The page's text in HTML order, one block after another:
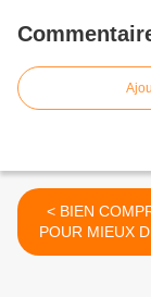
< BIEN COMPRENDRE
POUR MIEUX
LES